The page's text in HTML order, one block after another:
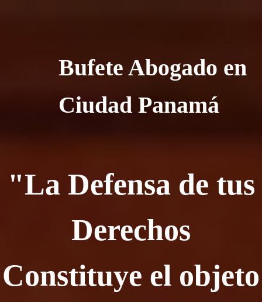
Bufete Abogado en
Ciudad Panamá
"La Defensa de tus
Derechos
Constituye el objeto